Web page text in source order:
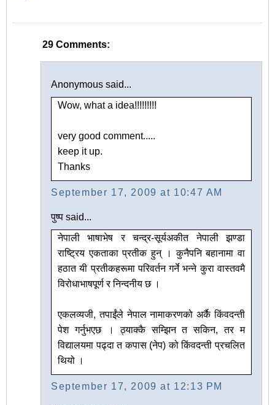
29 Comments:
Anonymous said...
Wow, what a idea!!!!!!!!!
very good comment.....
keep it up.
Thanks
September 17, 2009 at 10:47 AM
पुष्प said...
नेपाली भाषाभेष र चन्द्र-सूर्यअ‍कीत नेपाली झण्डा
राष्ट्रिय एकताका प्रतीक हुन् । कुनैपनि बहानामा वा
हठात यी प्रतीकहरूमा परिवर्तन गर्ने भन्ने कुरा वास्तवमै
विरोधाभाषपूर्ण र निन्दनीय छ ।
एकलव्यजी, तपाईंले नेपाल नामाकरणको अर्कै किंवदन्ती
पेश गर्नुभएछ । ठ्याक्कै सम्झिन त सकिन, तर म
विद्यालयमा पढ्दा त कपास (नेप) को किंवदन्ती प्रचलित
थियो ।
September 17, 2009 at 12:13 PM